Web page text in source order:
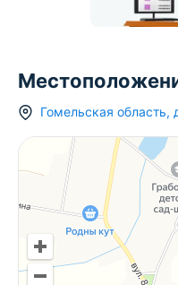
Гомельская область,